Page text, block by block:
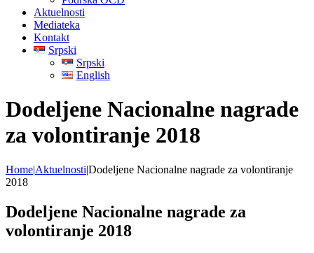
Aktuelnosti
Mediateka
Kontakt
Srpski
Srpski
English
Dodeljene Nacionalne nagrade
za volontiranje 2018
Home|Aktuelnosti|Dodeljene Nacionalne nagrade za volontiranje
2018
Dodeljene Nacionalne nagrade za
volontiranje 2018